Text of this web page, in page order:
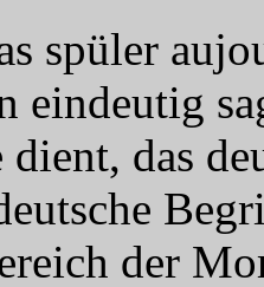
spüler
eindeutig
dient, das
der